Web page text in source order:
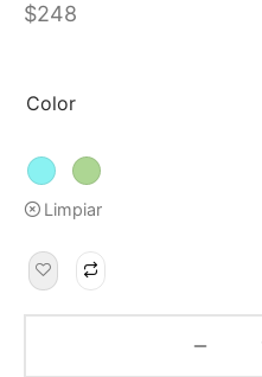
$248
Color
Limpiar